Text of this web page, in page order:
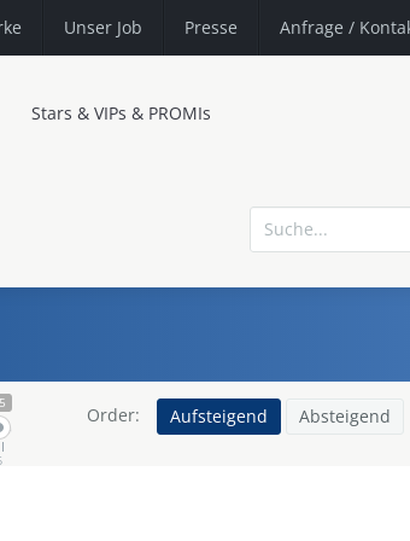
Unser Job Presse Anfrage /
Stars & VIPs & PROMIs
Order: Aufsteigend Absteigend